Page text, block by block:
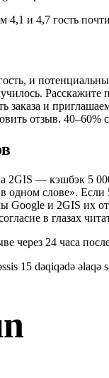
и 4,7 гость
и
и
отзыв. 40–60%
2GIS — кэшбэк 5
одном слове».
и 2GIS их
в глазах
24 часа
15 dəqiqədə əlaqə